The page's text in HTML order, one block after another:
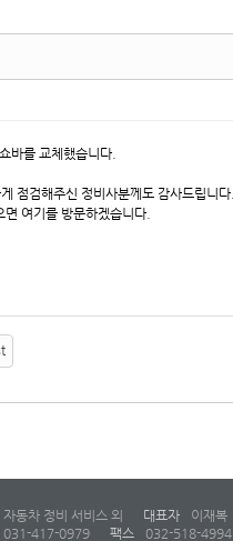
바를 교체했습니다.
점검해주신 정비사분께도 감사드립니다.
여기를 방문하겠습니다.
자동차 정비 서비스 외 대표자 이재복
031-417-0979 팩스 032-518-4994